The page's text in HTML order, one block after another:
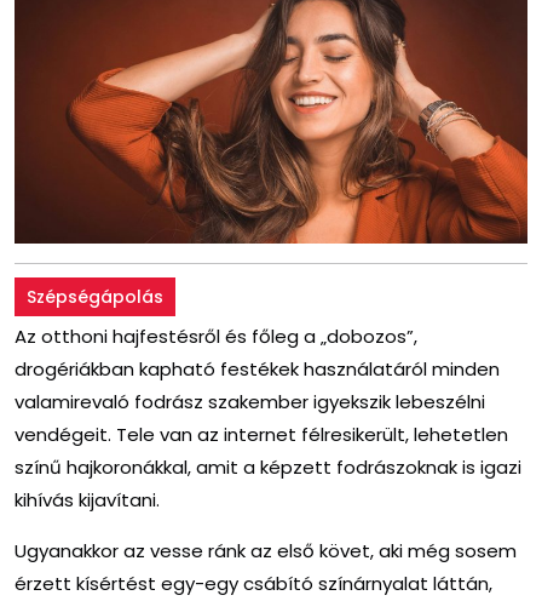
Szépségápolás
Az otthoni hajfestésről és főleg a „dobozos”,
drogériákban kapható festékek használatáról minden
valamirevaló fodrász szakember igyekszik lebeszélni
vendégeit. Tele van az internet félresikerült, lehetetlen
színű hajkoronákkal, amit a képzett fodrászoknak is igazi
kihívás kijavítani.
Ugyanakkor az vesse ránk az első követ, aki még sosem
érzett kísértést egy-egy csábító színárnyalat láttán,